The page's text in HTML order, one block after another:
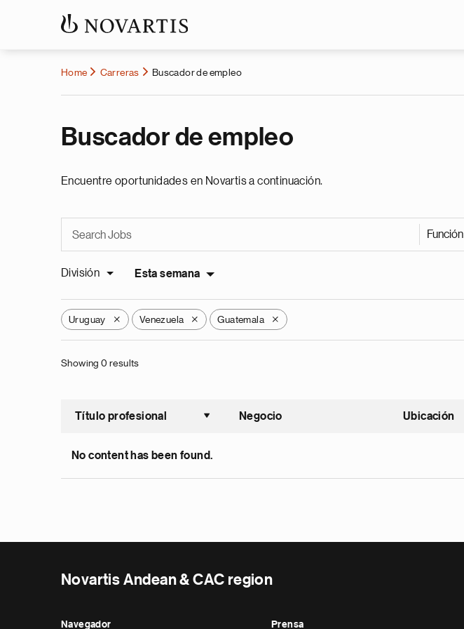
Home Carreras Buscador de empleo
Buscador de empleo
Encuentre oportunidades en Novartis a continuación.
Función
División Esta semana
Uruguay X Venezuela X Guatemala X
Showing 0 results
Título profesional
Ordenar ascendente
Negocio Ubicación
No content has been found.
Novartis Andean & CAC region
Navegador Prensa